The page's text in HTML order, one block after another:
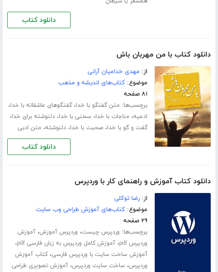
دانلود کتاب
دانلود کتاب با من مهربان باش
از: مهدی خدامیان آرانی
موضوع:کتاب‌های اندیشه و مذهب
۸۱ صفحه
برچسب‌ها: متن گفتگو با خدا،گفتگوهای عاشقانه با خدا،
ادعیه، مناجات با خدا، سخنی با خدا،دلنوشته برای خدا،
گفت و گو با خدا،صحبت با خدا،دلنوشته، متن ادبی
دانلود کتاب
دانلود کتاب آموزش و راهنمای کار با وردپرس
از:رضا توکلی
موضوع:کتاب‌های آموزش طراحی وب سایت
۲۹ صفحه
برچسب‌ها: وردپرس چیست، وردپرس آموزش،آموزش
وردپرس pdf
،آموزش کامل وردپرس به زبان فارسی pdf ،
آموزش ساخت سایت با وردپرس فارسی،کتاب آموزش
وردپرس، ساخت سایت وردپرس،آموزش تصویری طراحی